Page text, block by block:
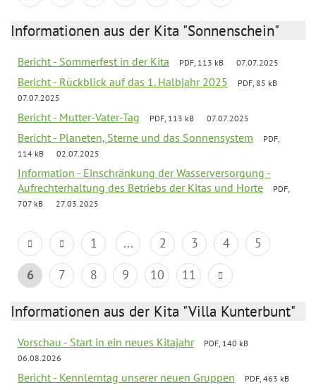
Informationen aus der Kita "Sonnenschein"
Bericht - Sommerfest in der Kita PDF, 113 kB 07.07.2025
Bericht - Rückblick auf das 1. Halbjahr 2025
PDF, 85 kB
07.07.2025
Bericht - Mutter-Vater-Tag PDF, 113 kB 07.07.2025
Bericht - Planeten, Sterne und das Sonnensystem
PDF,
114 kB
02.07.2025
Information - Einschränkung der Wasserversorgung -
Aufrechterhaltung des Betriebs der Kitas und Horte
PDF,
707 kB
27.03.2025
1 ... 2 3 4
5
6
7 8 9 10 11
Informationen aus der Kita "Villa Kunterbunt"
Vorschau - Start in ein neues Kitajahr
PDF, 140 kB
06.08.2026
Bericht - Kennlerntag unserer neuen Gruppen
PDF, 463 kB